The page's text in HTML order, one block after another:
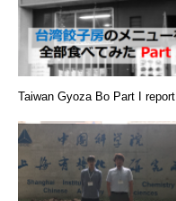
Taiwan Gyoza Bo Part I report